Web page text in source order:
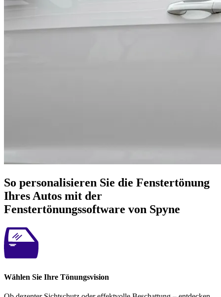
So personalisieren Sie die Fenstertönung
Ihres Autos mit der
Fenstertönungssoftware von Spyne
Wählen Sie Ihre Tönungsvision